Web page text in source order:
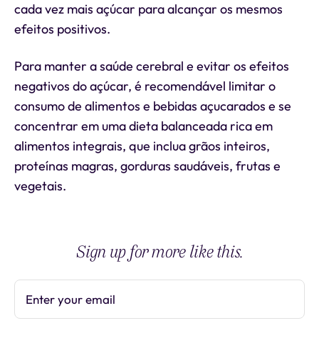
cada vez mais açúcar para alcançar os mesmos
efeitos positivos.
Para manter a saúde cerebral e evitar os efeitos
negativos do açúcar, é recomendável limitar o
consumo de alimentos e bebidas açucarados e se
concentrar em uma dieta balanceada rica em
alimentos integrais, que inclua grãos inteiros,
proteínas magras, gorduras saudáveis, frutas e
vegetais.
Sign up for more like this.
Enter your email